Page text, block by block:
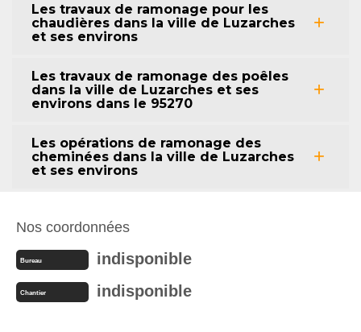
Les travaux de ramonage pour les
chaudières dans la ville de Luzarches
et ses environs
Les travaux de ramonage des poêles
dans la ville de Luzarches et ses
environs dans le 95270
Les opérations de ramonage des
cheminées dans la ville de Luzarches
et ses environs
Nos coordonnées
Bureau indisponible
Chantier indisponible